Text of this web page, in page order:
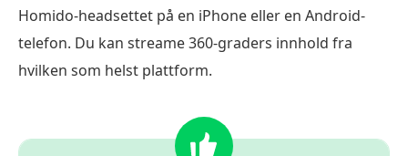
Homido-headsettet på en iPhone eller en Android-
telefon. Du kan streame 360-graders innhold fra
hvilken som helst plattform.